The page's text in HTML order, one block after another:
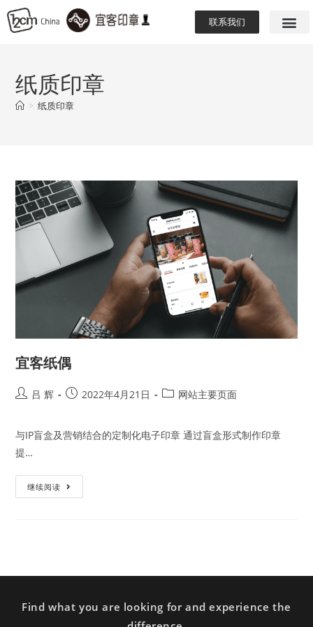
联系我们
纸质印章
> 纸质印章
宜客纸偶
吕 辉 2022年4月21日 网站主要页面
与IP盲盒及营销结合的定制化电子印章 通过盲盒形式制作印章
提…
继续阅读
Find what you are looking for and experience the